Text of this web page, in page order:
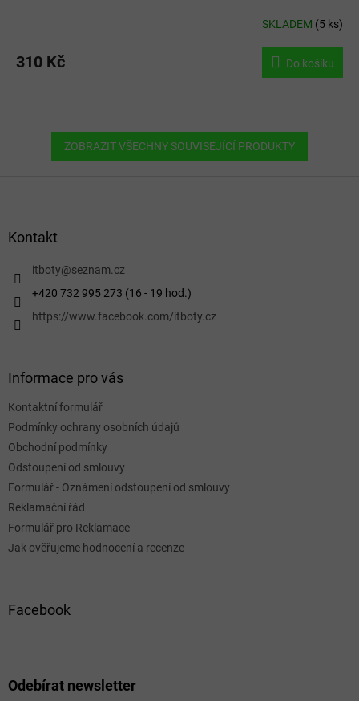
SKLADEM (5 ks)
310 Kč Do košíku
ZOBRAZIT VŠECHNY SOUVISEJÍCÍ PRODUKTY
Kontakt
itboty@seznam.cz
+420 732 995 273 (16 - 19 hod.)
https://www.facebook.com/itboty.cz
Informace pro vás
Kontaktní formulář
Podmínky ochrany osobních údajů
Obchodní podmínky
Odstoupení od smlouvy
Formulář - Oznámení odstoupení od smlouvy
Reklamační řád
Formulář pro Reklamace
Jak ověřujeme hodnocení a recenze
Facebook
Odebírat newsletter